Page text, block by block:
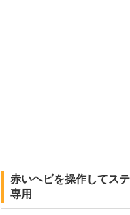
赤いヘビを操作してス
専用